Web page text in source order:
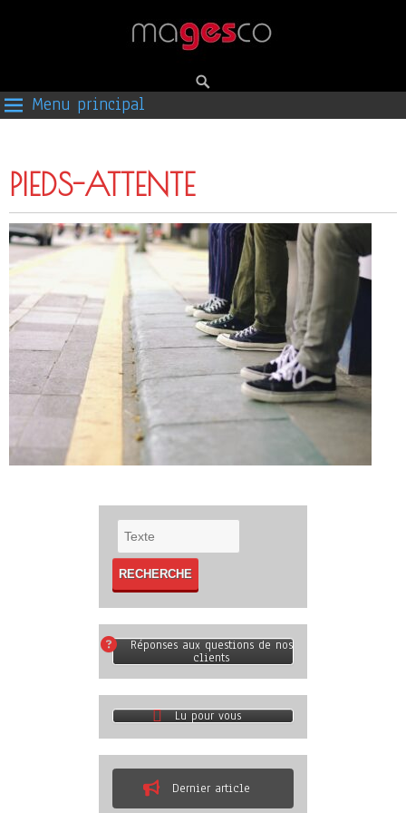
Menu principal
PIEDS-ATTENTE
Réponses aux questions de nos
clients
Lu pour vous
Dernier article